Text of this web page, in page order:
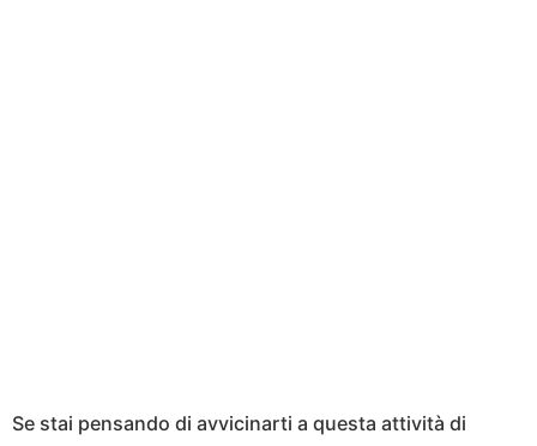
Se stai pensando di avvicinarti a questa attività di